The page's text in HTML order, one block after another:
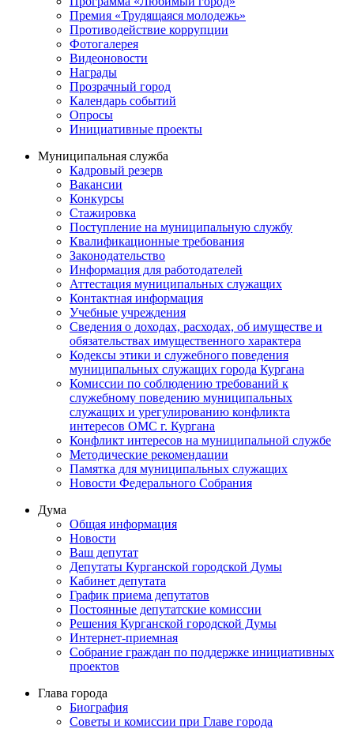
Премия «Трудящаяся молодежь»
Противодействие коррупции
Фотогалерея
Видеоновости
Награды
Прозрачный город
Календарь событий
Опросы
Инициативные проекты
Муниципальная служба
Кадровый резерв
Вакансии
Конкурсы
Стажировка
Поступление на муниципальную службу
Квалификационные требования
Законодательство
Информация для работодателей
Аттестация муниципальных служащих
Контактная информация
Учебные учреждения
Сведения о доходах, расходах, об имуществе и
обязательствах имущественного характера
Кодексы этики и служебного поведения
муниципальных служащих города Кургана
Комиссии по соблюдению требований к
служебному поведению муниципальных
служащих и урегулированию конфликта
интересов ОМС г. Кургана
Конфликт интересов на муниципальной службе
Методические рекомендации
Памятка для муниципальных служащих
Новости Федерального Cобрания
Дума
Общая информация
Новости
Ваш депутат
Депутаты Курганской городской Думы
Кабинет депутата
График приема депутатов
Постоянные депутатские комиссии
Решения Курганской городской Думы
Интернет-приемная
Собрание граждан по поддержке инициативных
проектов
Глава города
Биография
Советы и комиссии при Главе города